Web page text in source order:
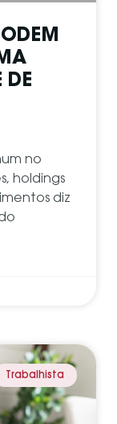
DE
no
holdings
diz
Trabalhista